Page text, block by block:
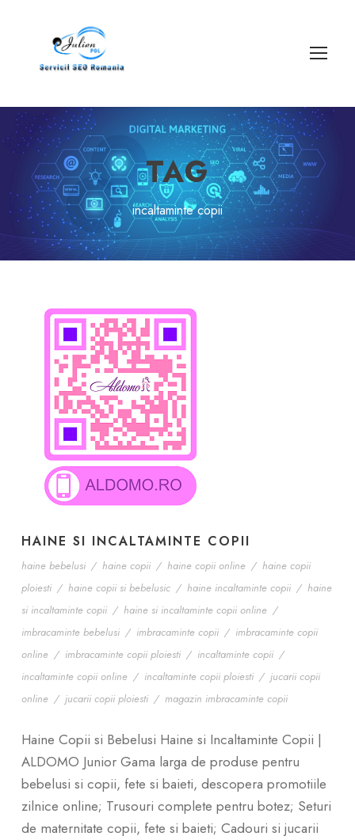
TAG
incaltaminte copii
HAINE SI INCALTAMINTE COPII
haine bebelusi / haine copii / haine copii online / haine copii
ploiesti / haine copii si bebelusic / haine incaltaminte copii / haine
si incaltaminte copii / haine si incaltaminte copii online /
imbracaminte bebelusi / imbracaminte copii / imbracaminte copii
online / imbracaminte copii ploiesti / incaltaminte copii /
incaltaminte copii online / incaltaminte copii ploiesti / jucarii copii
online / jucarii copii ploiesti / magazin imbracaminte copii
Haine Copii si Bebelusi Haine si Incaltaminte Copii |
ALDOMO Junior Gama larga de produse pentru
bebelusi si copii, fete si baieti, descopera promotiile
zilnice online; Trusouri complete pentru botez; Seturi
de maternitate copii, fete si baieti; Cadouri si jucarii